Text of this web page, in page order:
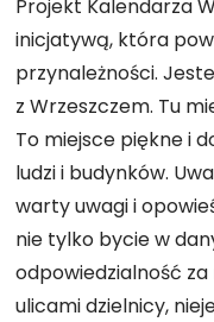
Projekt Kalendarza
inicjatywą, która
przynależności.
z Wrzeszczem. Tu
To miejsce piękne i
ludzi i budynków.
warty uwagi i
nie tylko bycie w
odpowiedzialność
ulicami dzielnicy,